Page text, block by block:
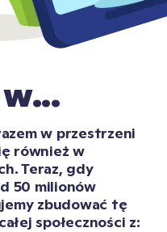
w przestrzeni
również w
Teraz, gdy
50 milionów
zbudować tę
społeczności z: